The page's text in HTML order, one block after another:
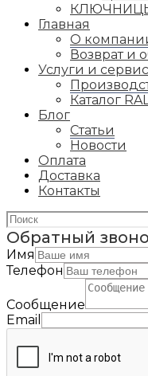
Главная
О
Возврат и
Услуги и сервис
Каталог RAL
Блог
Статьи
Новости
Оплата
Доставка
Контакты
Обратный
Имя
Телефон
Сообщение
Email